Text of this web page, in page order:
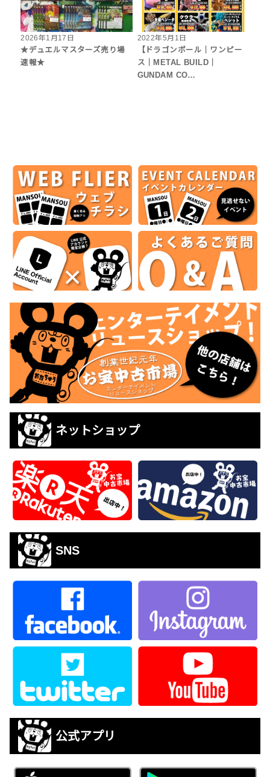
2026年1月17日
★デュエルマスターズ売り場
速報★
2022年5月1日
【ドラゴンボール｜ワンピー
ス｜METAL BUILD｜
GUNDAM CO…
ネットショップ
SNS
公式アプリ